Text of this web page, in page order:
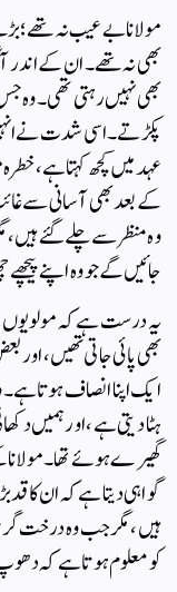
مولانا بے عیب نہ تھے؛
بھی نہ تھے۔ ان کے
بھی نہیں رہتی تھی۔
پکڑتے۔ اسی شدت نے انہیں
عہد میں کچھ کہتا ہے،
کے بعد بھی آسانی سے
وہ منظر سے چلے گئے
جائیں گے جو وہ اپنے
یہ درست ہے کہ
بھی پائی جاتی تھیں،
ایک اپنا انصاف ہوتا
ہٹا دیتی ہے، اور ہمیں
گھیرے ہوئے تھا۔
گواہی دیتا ہے کہ ان کا
ہیں، مگر جب وہ درخت
کو معلوم ہوتا ہے کہ